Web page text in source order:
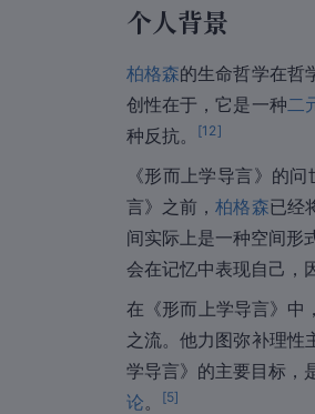
个人背景
柏格森的生命哲学在哲
创性在于，它是一种二
种反抗。
[12]
《形而上学导言》的
言》之前，柏格森已经
间实际上是一种空间形
会在记忆中表现自己，
在《形而上学导言》中
之流。他力图弥补理性
学导言》的主要目标，
论。 [5]